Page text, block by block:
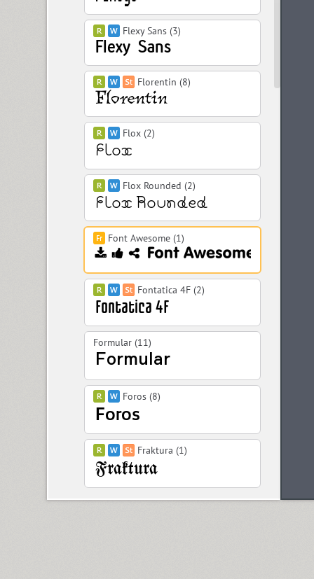
Flexy Sans (3)
Florentin (8)
Flox (2)
Flox Rounded (2)
Font Awesome (1)
Fontatica 4F (2)
Formular (11)
Foros (8)
Fraktura (1)
Francesca (1)